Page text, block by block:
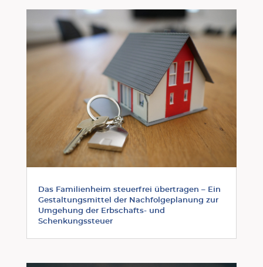
Das Familienheim steuerfrei übertragen – Ein
Gestaltungsmittel der Nachfolgeplanung zur
Umgehung der Erbschafts- und
Schenkungssteuer